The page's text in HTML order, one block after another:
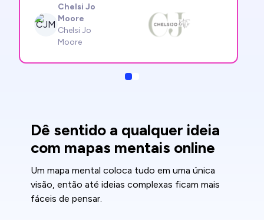
CJM
Chelsi Jo
Moore
Chelsi Jo
Moore
Slide
Dê sentido a qualquer ideia
com mapas mentais online
Um mapa mental coloca tudo em uma única
visão, então até ideias complexas ficam mais
fáceis de pensar.